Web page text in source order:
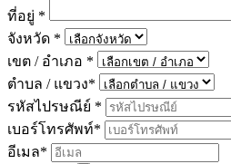
ที่อยู่ *
จังหวัด *
เขต / อำเภอ *
ตำบล / แขวง*
รหัสไปรษณีย์ *
เบอร์โทรศัพท์*
อีเมล*